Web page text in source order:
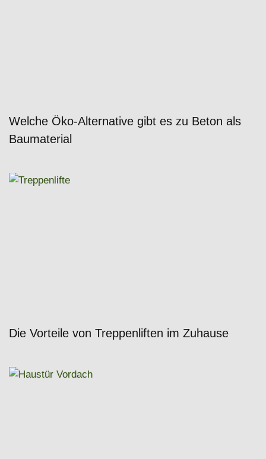
Welche Öko-Alternative gibt es zu Beton als
Baumaterial
Die Vorteile von Treppenliften im Zuhause